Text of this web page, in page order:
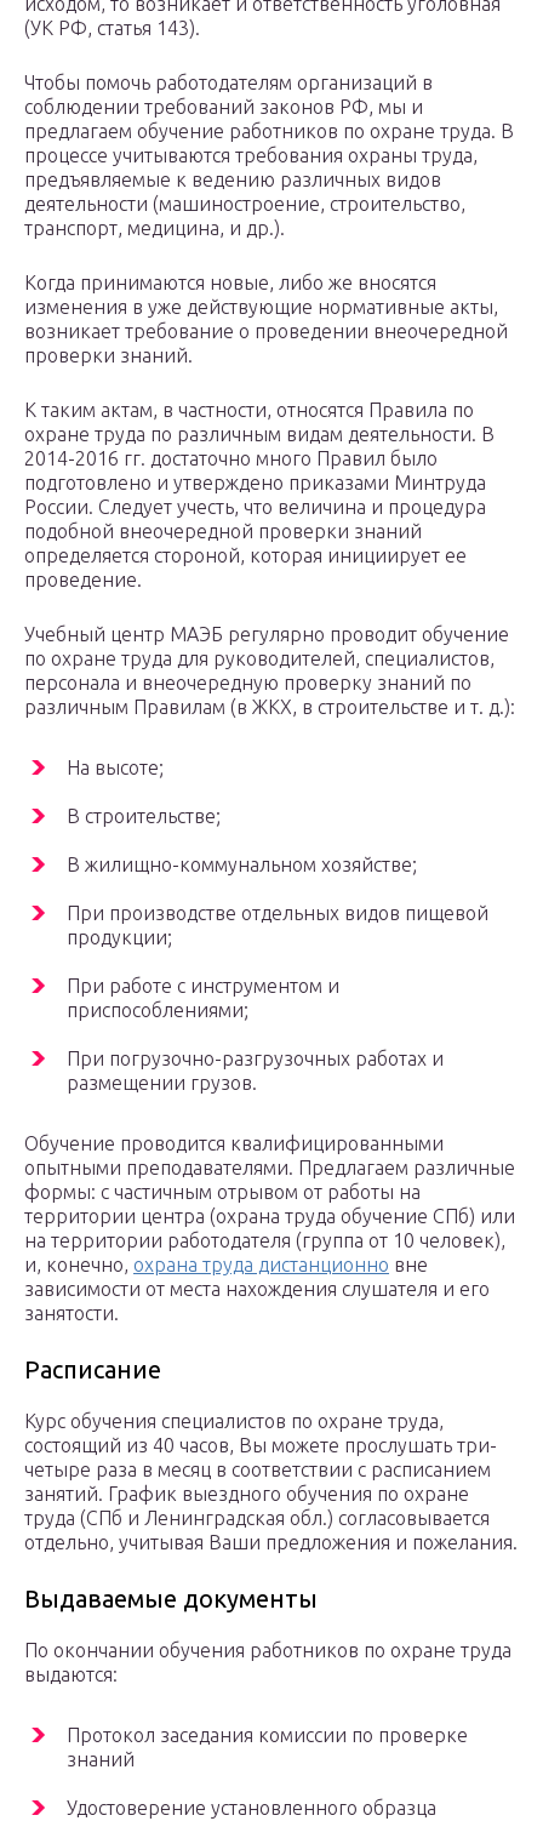
(УК РФ, статья 143).
Чтобы помочь работодателям организаций в
соблюдении требований законов РФ, мы и
предлагаем обучение работников по охране труда. В
процессе учитываются требования охраны труда,
предъявляемые к ведению различных видов
деятельности (машиностроение, строительство,
транспорт, медицина, и др.).
Когда принимаются новые, либо же вносятся
изменения в уже действующие нормативные акты,
возникает требование о проведении внеочередной
проверки знаний.
К таким актам, в частности, относятся Правила по
охране труда по различным видам деятельности. В
2014-2016 гг. достаточно много Правил было
подготовлено и утверждено приказами Минтруда
России. Следует учесть, что величина и процедура
подобной внеочередной проверки знаний
определяется стороной, которая инициирует ее
проведение.
Учебный центр МАЭБ регулярно проводит обучение
по охране труда для руководителей, специалистов,
персонала и внеочередную проверку знаний по
различным Правилам (в ЖКХ, в строительстве и т. д.):
На высоте;
В строительстве;
В жилищно-коммунальном хозяйстве;
При производстве отдельных видов пищевой
продукции;
При работе с инструментом и
приспособлениями;
При погрузочно-разгрузочных работах и
размещении грузов.
Обучение проводится квалифицированными
опытными преподавателями. Предлагаем различные
формы: с частичным отрывом от работы на
территории центра (охрана труда обучение СПб) или
на территории работодателя (группа от 10 человек),
и, конечно, охрана труда дистанционно вне
зависимости от места нахождения слушателя и его
занятости.
Расписание
Курс обучения специалистов по охране труда,
состоящий из 40 часов, Вы можете прослушать три-
четыре раза в месяц в соответствии с расписанием
занятий. График выездного обучения по охране
труда (СПб и Ленинградская обл.) согласовывается
отдельно, учитывая Ваши предложения и пожелания.
Выдаваемые документы
По окончании обучения работников по охране труда
выдаются:
Протокол заседания комиссии по проверке
знаний
Удостоверение установленного образца